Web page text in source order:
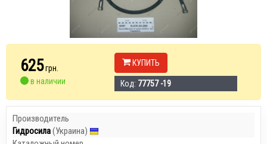
625грн.
в наличии
КУПИТЬ
Код: 77757 -19
Производитель
Гидросила(Украина)